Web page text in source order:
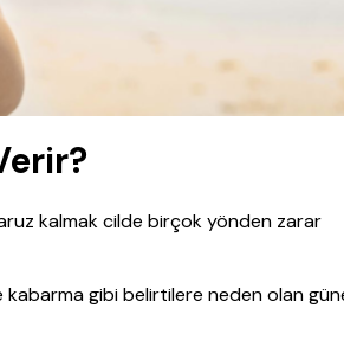
kalmak cilde birçok yönden zarar
kabarma gibi belirtilere neden olan